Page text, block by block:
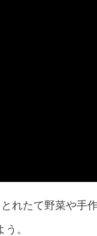
れたて野菜や手
。